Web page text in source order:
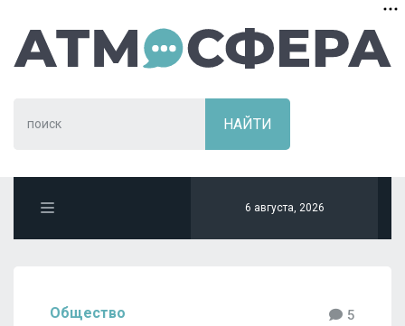
6 августа, 2026
Общество 5